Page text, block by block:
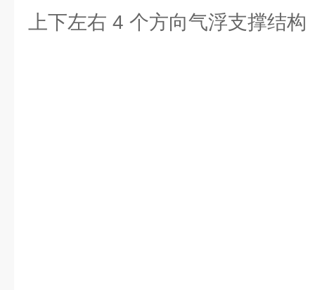
上下左右 4 个方向气浮支撑结